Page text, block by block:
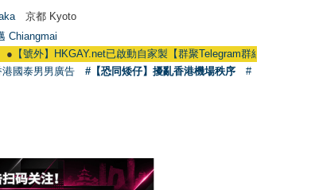
京都 Kyoto
Chiangmai
【號外】HKGAY.net已啟動自家製【群聚Telegram群組】
國泰男男廣告 #【恐同矮仔】擾亂香港機場秩序
#